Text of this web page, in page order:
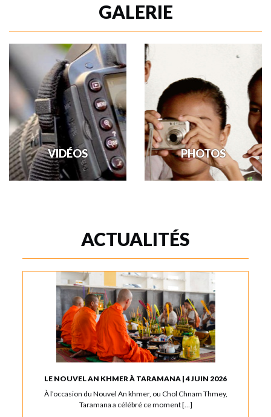
GALERIE
VIDÉOS
En savoir +
PHOTOS
nos photos. Vous […]
ACTUALITÉS
LE NOUVEL AN KHMER À TARAMANA | 4 JUIN 2026
À l’occasion du Nouvel An khmer, ou Chol Chnam Thmey,
Taramana a célébré ce moment […]